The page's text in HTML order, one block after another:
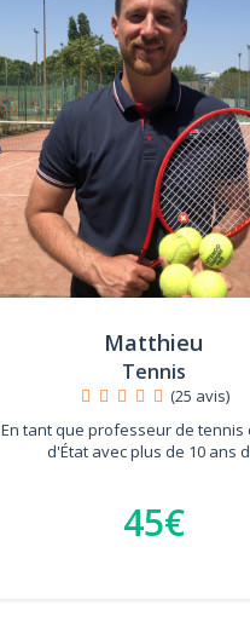
Matthieu
Tennis
(25 avis)
En tant que professeur de tennis
d'État avec plus de 10 ans
45€